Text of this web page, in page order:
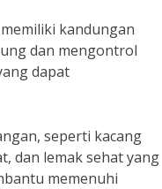
kandungan
dan mengontrol
dapat
seperti kacang
dan lemak sehat yang
memenuhi